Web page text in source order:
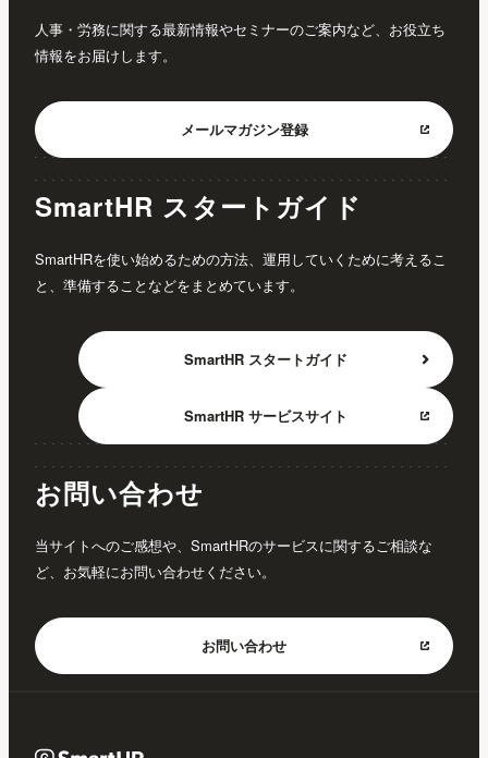
人事・労務に関する最新情報やセミナーのご案内など、お役立ち
情報をお届けします。
メールマガジン登録
SmartHR スタートガイド
SmartHRを使い始めるための方法、運用していくために考えるこ
と、準備することなどをまとめています。
SmartHR スタートガイド
SmartHR サービスサイト
お問い合わせ
当サイトへのご感想や、SmartHRのサービスに関するご相談な
ど、お気軽にお問い合わせください。
お問い合わせ